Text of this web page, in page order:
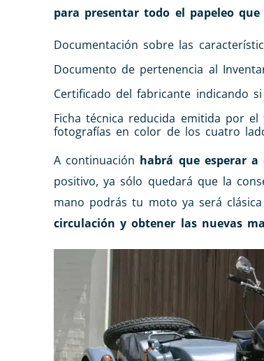
para presentar todo el papeleo
Documentación sobre las
Documento de pertenencia al
Certificado del fabricante indicando
Ficha técnica reducida emitida por
fotografías en color de los cuatro
A continuación habrá que esperar
positivo, ya sólo quedará que la
mano podrás tu moto ya será
circulación y obtener las nuevas